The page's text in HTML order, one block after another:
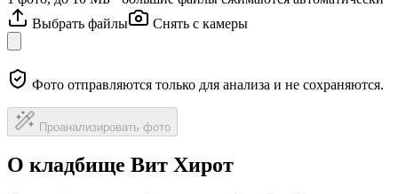
Выбрать файлы
Снять с камеры
Фото отправляются только для анализа и не сохраняются.
Проанализировать фото
О кладбище Вит Хирот